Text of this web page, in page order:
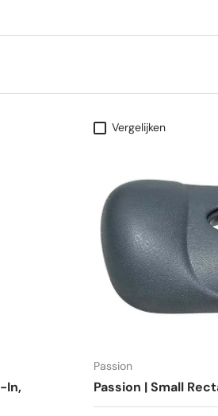
In,
Vergelijken
Passion
Passion | Small